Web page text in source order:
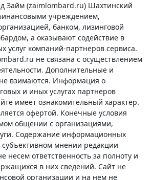
Займ (zaimlombard.ru) Шахтинский
учреждением,
банком, лизинговой
а оказывают содействие в
услуг компаний-партнеров сервиса.
не связана с осуществлением
Дополнительные и
взимаются. Информация о
и иных услугах партнеров
имеет ознакомительный характер.
офертой. Конечные условия
общении с организациями,
Содержание информационных
субъективном мнении редакции
несем ответственность за полноту и
в них сведений. Сайт не
организации и на нем не